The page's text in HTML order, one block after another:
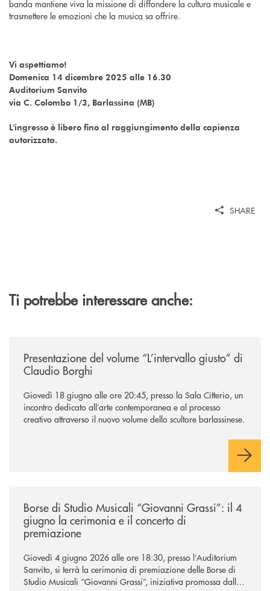
banda mantiene viva la missione di diffondere la cultura musicale e
trasmettere le emozioni che la musica sa offrire.
Vi aspettiamo!
Domenica 14 dicembre 2025 alle 16.30
Auditorium Sanvito
via C. Colombo 1/3, Barlassina (MB)
L'ingresso è libero fino al raggiungimento della capienza
autorizzata.
SHARE
Ti potrebbe interessare anche:
Presentazione del volume “L’intervallo giusto” di
Claudio Borghi
Giovedì 18 giugno alle ore 20:45, presso la Sala Citterio, un
incontro dedicato all’arte contemporanea e al processo
creativo attraverso il nuovo volume dello scultore barlassinese.
Borse di Studio Musicali “Giovanni Grassi”: il 4
giugno la cerimonia e il concerto di
premiazione
Giovedì 4 giugno 2026 alle ore 18:30, presso l’Auditorium
Sanvito, si terrà la cerimonia di premiazione delle Borse di
Studio Musicali “Giovanni Grassi”, iniziativa promossa dalla